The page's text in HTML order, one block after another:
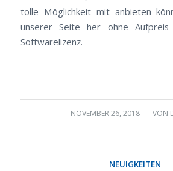
tolle Möglichkeit mit anbieten
unserer Seite her ohne
Softwarelizenz.
NOVEMBER 26, 2018
/ VON
NEUIGKEITEN